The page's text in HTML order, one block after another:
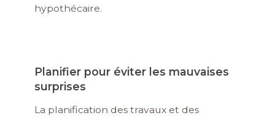
hypothécaire.
Planifier pour éviter les mauvaises
surprises
La planification des travaux et des